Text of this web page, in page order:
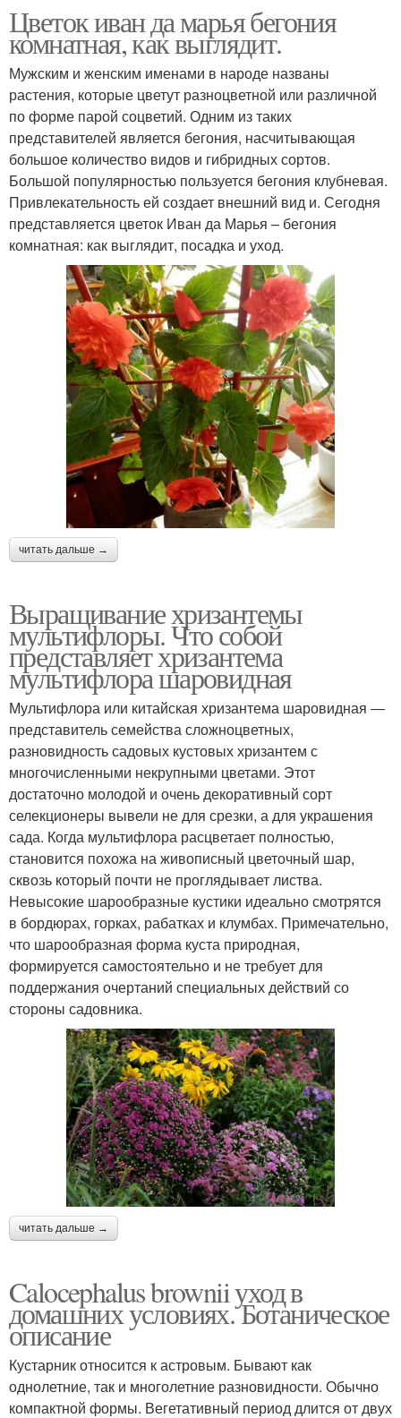
Цветок иван да марья бегония
комнатная, как выглядит.
Мужским и женским именами в народе названы
растения, которые цветут разноцветной или различной
по форме парой соцветий. Одним из таких
представителей является бегония, насчитывающая
большое количество видов и гибридных сортов.
Большой популярностью пользуется бегония клубневая.
Привлекательность ей создает внешний вид и. Сегодня
представляется цветок Иван да Марья – бегония
комнатная: как выглядит, посадка и уход.
читать дальше →
Выращивание хризантемы
мультифлоры. Что собой
представляет хризантема
мультифлора шаровидная
Мультифлора или китайская хризантема шаровидная ―
представитель семейства сложноцветных,
разновидность садовых кустовых хризантем с
многочисленными некрупными цветами. Этот
достаточно молодой и очень декоративный сорт
селекционеры вывели не для срезки, а для украшения
сада. Когда мультифлора расцветает полностью,
становится похожа на живописный цветочный шар,
сквозь который почти не проглядывает листва.
Невысокие шарообразные кустики идеально смотрятся
в бордюрах, горках, рабатках и клумбах. Примечательно,
что шарообразная форма куста природная,
формируется самостоятельно и не требует для
поддержания очертаний специальных действий со
стороны садовника.
читать дальше →
Calocephalus brownii уход в
домашних условиях. Ботаническое
описание
Кустарник относится к астровым. Бывают как
однолетние, так и многолетние разновидности. Обычно
компактной формы. Вегетативный период длится от двух